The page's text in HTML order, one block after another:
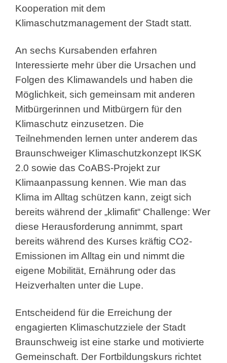
Kooperation mit dem
Klimaschutzmanagement der Stadt statt.
An sechs Kursabenden erfahren
Interessierte mehr über die Ursachen und
Folgen des Klimawandels und haben die
Möglichkeit, sich gemeinsam mit anderen
Mitbürgerinnen und Mitbürgern für den
Klimaschutz einzusetzen. Die
Teilnehmenden lernen unter anderem das
Braunschweiger Klimaschutzkonzept IKSK
2.0 sowie das CoABS-Projekt zur
Klimaanpassung kennen. Wie man das
Klima im Alltag schützen kann, zeigt sich
bereits während der „klimafit“ Challenge: Wer
diese Herausforderung annimmt, spart
bereits während des Kurses kräftig CO2-
Emissionen im Alltag ein und nimmt die
eigene Mobilität, Ernährung oder das
Heizverhalten unter die Lupe.
Entscheidend für die Erreichung der
engagierten Klimaschutzziele der Stadt
Braunschweig ist eine starke und motivierte
Gemeinschaft. Der Fortbildungskurs richtet